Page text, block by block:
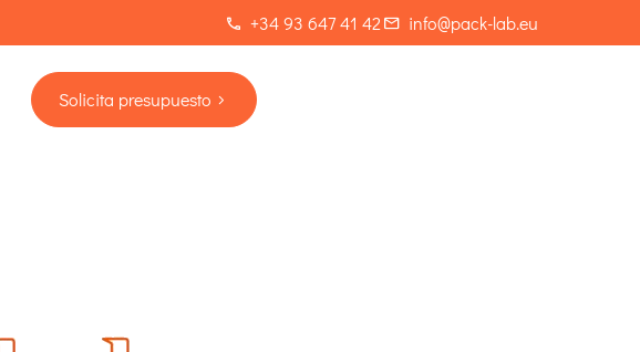
+34 93 647 41 42 info@pack-lab.eu
Solicita presupuesto